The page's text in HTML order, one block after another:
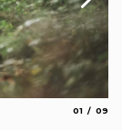
01 09